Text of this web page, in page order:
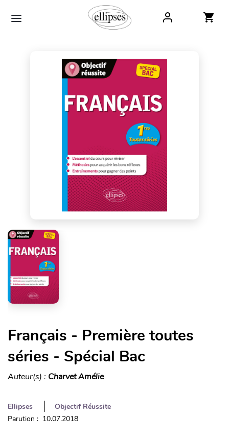
Français - Première toutes
séries - Spécial Bac
Auteur(s) : Charvet Amélie
Ellipses
Objectif Réussite
Parution : 10.07.2018